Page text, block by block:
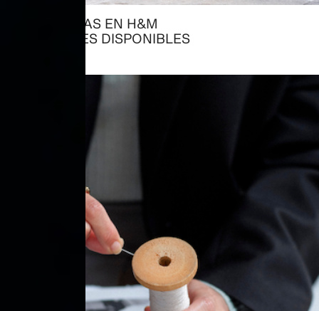
YA TRABAJAS EN H&M
→ VACANTES DISPONIBLES